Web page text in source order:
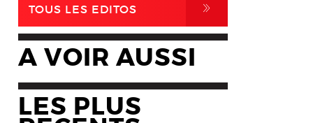
TOUS LES EDITOS ,
A VOIR AUSSI
LES PLUS